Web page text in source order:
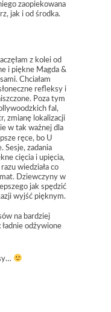
zaopiekowana
jak i od środka.
z kolei od
i piękne Magda &
Chciałam
refleksy i
Poza tym
fal,
zmianę lokalizacji
w tak ważnej dla
ręce, bo U
Sesje, zadania
cięcia i upięcia,
wiedziała co
Dziewczyny w
jak spędzić
wyjść pięknym.
na bardziej
odżywione